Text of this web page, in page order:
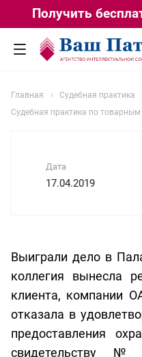
Получить
Главная
Судебная практика
Судебная практика по
Дата
17.04.2019
Выиграли дело в
коллегия вынесла
клиента, компании
отказала в
предоставления
свидетельству